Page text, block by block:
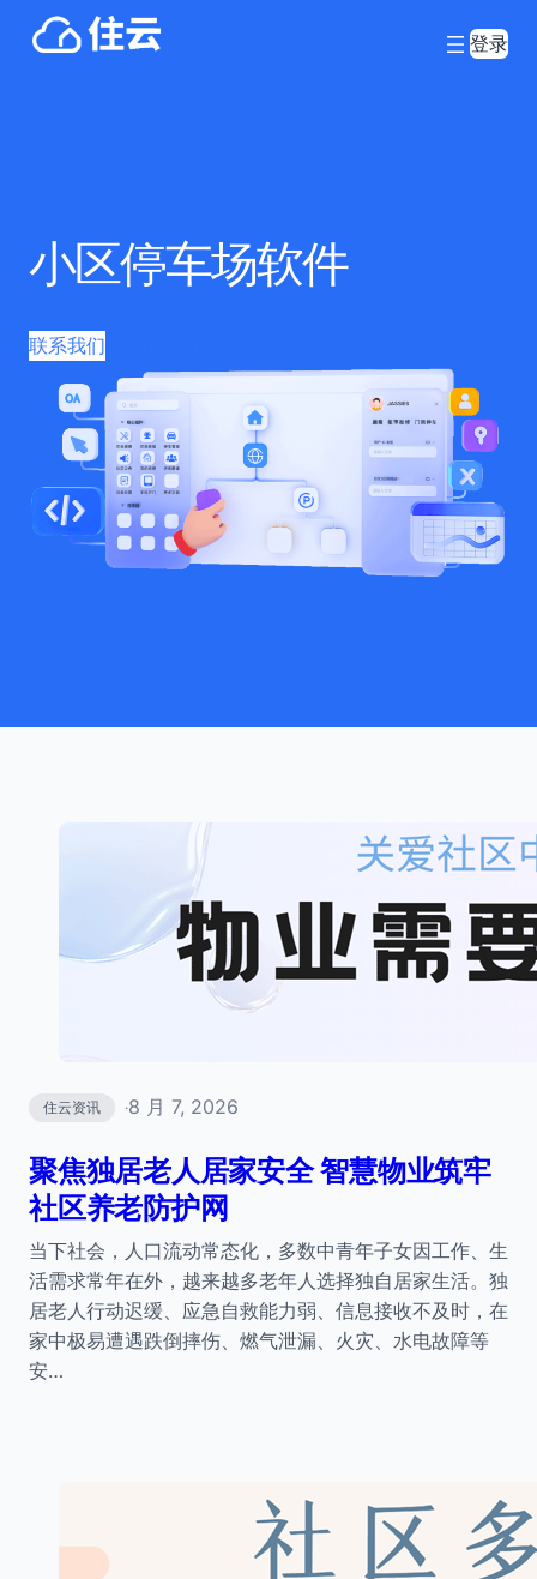
登录
小区停车场软件
联系我们
住云资讯 ·8 月 7, 2026
聚焦独居老人居家安全 智慧物业筑牢
社区养老防护网
当下社会，人口流动常态化，多数中青年子女因工作、生
活需求常年在外，越来越多老年人选择独自居家生活。独
居老人行动迟缓、应急自救能力弱、信息接收不及时，在
家中极易遭遇跌倒摔伤、燃气泄漏、火灾、水电故障等
安…